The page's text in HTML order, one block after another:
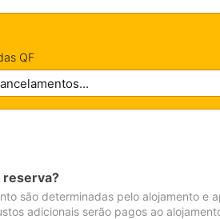
QF
reserva?
são determinadas pelo alojamento e
adicionais serão pagos ao